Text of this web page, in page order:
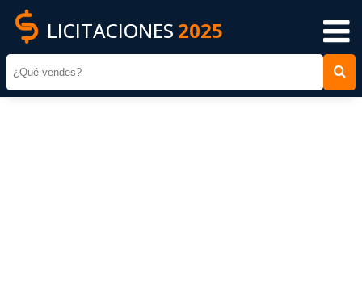
LICITACIONES 2025